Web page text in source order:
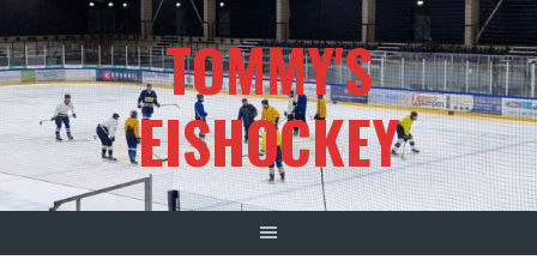
zum
Inhalt
TOMMY'S
EISHOCKEY